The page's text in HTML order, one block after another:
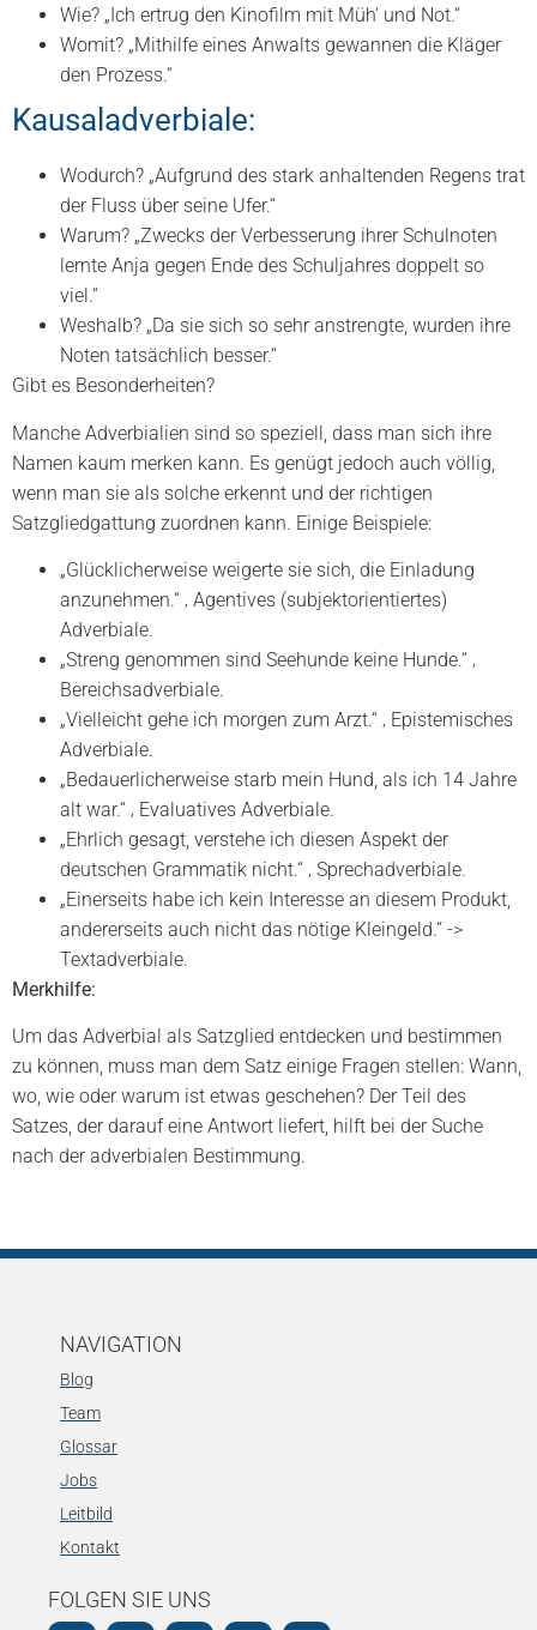
Wie? „Ich ertrug den Kinofilm mit Müh‘ und Not.“
Womit? „Mithilfe eines Anwalts gewannen die Kläger
den Prozess.“
Kausaladverbiale:
Wodurch? „Aufgrund des stark anhaltenden Regens trat
der Fluss über seine Ufer.“
Warum? „Zwecks der Verbesserung ihrer Schulnoten
lernte Anja gegen Ende des Schuljahres doppelt so
viel.“
Weshalb? „Da sie sich so sehr anstrengte, wurden ihre
Noten tatsächlich besser.“
Gibt es Besonderheiten?
Manche Adverbialien sind so speziell, dass man sich ihre
Namen kaum merken kann. Es genügt jedoch auch völlig,
wenn man sie als solche erkennt und der richtigen
Satzgliedgattung zuordnen kann. Einige Beispiele:
„Glücklicherweise weigerte sie sich, die Einladung
anzunehmen.“ ‚ Agentives (subjektorientiertes)
Adverbiale.
„Streng genommen sind Seehunde keine Hunde.“ ‚
Bereichsadverbiale.
„Vielleicht gehe ich morgen zum Arzt.“ ‚ Epistemisches
Adverbiale.
„Bedauerlicherweise starb mein Hund, als ich 14 Jahre
alt war.“ ‚ Evaluatives Adverbiale.
„Ehrlich gesagt, verstehe ich diesen Aspekt der
deutschen Grammatik nicht.“ ‚ Sprechadverbiale.
„Einerseits habe ich kein Interesse an diesem Produkt,
andererseits auch nicht das nötige Kleingeld.“ ->
Textadverbiale.
Merkhilfe:
Um das Adverbial als Satzglied entdecken und bestimmen
zu können, muss man dem Satz einige Fragen stellen: Wann,
wo, wie oder warum ist etwas geschehen? Der Teil des
Satzes, der darauf eine Antwort liefert, hilft bei der Suche
nach der adverbialen Bestimmung.
NAVIGATION
Blog
Team
Glossar
Jobs
Leitbild
Kontakt
FOLGEN SIE UNS